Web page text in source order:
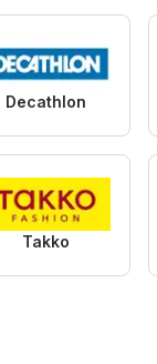
Decathlon
Takko